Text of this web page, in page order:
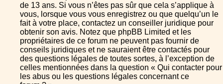
de 13 ans. Si vous n’êtes pas sûr que cela s’applique à
vous, lorsque vous vous enregistrez ou que quelqu’un le
fait à votre place, contactez un conseiller juridique pour
obtenir son avis. Notez que phpBB Limited et les
propriétaires de ce forum ne peuvent pas fournir de
conseils juridiques et ne sauraient être contactés pour
des questions légales de toutes sortes, à l’exception de
celles mentionnées dans la question « Qui contacter pour
les abus ou les questions légales concernant ce